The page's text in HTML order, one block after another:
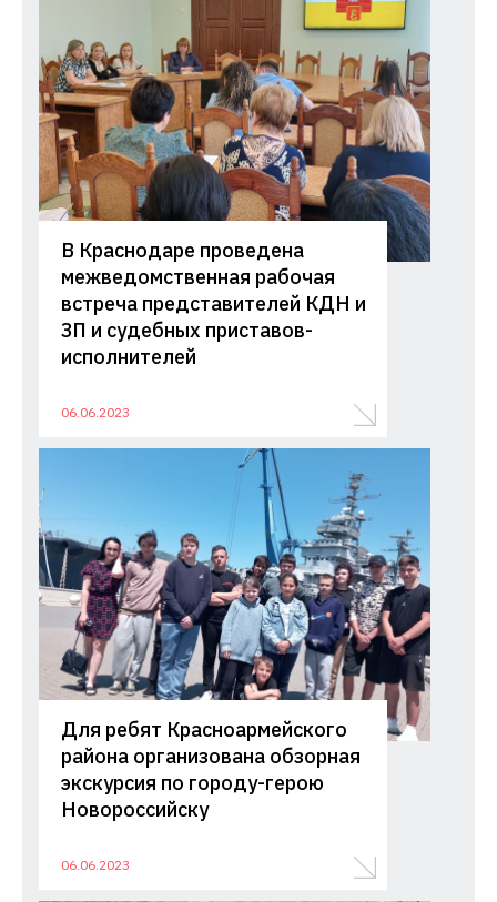
В Краснодаре проведена
межведомственная рабочая
встреча представителей КДН и
ЗП и судебных приставов-
исполнителей
06.06.2023
Для ребят Красноармейского
района организована обзорная
экскурсия по городу-герою
Новороссийску
06.06.2023